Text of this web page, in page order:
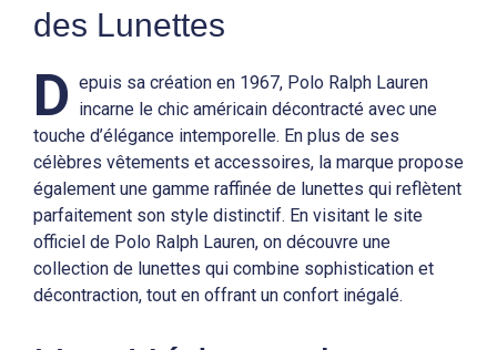
des Lunettes
D epuis sa création en 1967, Polo Ralph Lauren
incarne le chic américain décontracté avec une
touche d’élégance intemporelle. En plus de ses
célèbres vêtements et accessoires, la marque propose
également une gamme raffinée de lunettes qui reflètent
parfaitement son style distinctif. En visitant le site
officiel de Polo Ralph Lauren, on découvre une
collection de lunettes qui combine sophistication et
décontraction, tout en offrant un confort inégalé.